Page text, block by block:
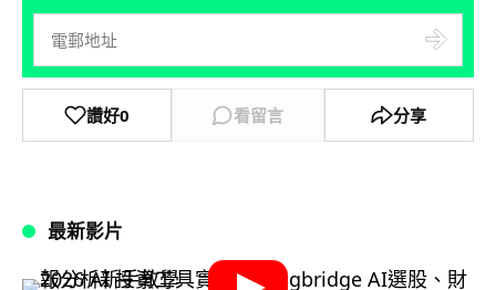
讚好0 看留言 分享
最新影片